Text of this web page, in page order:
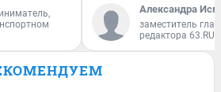
Александра
заместитель
редактора 63.RU